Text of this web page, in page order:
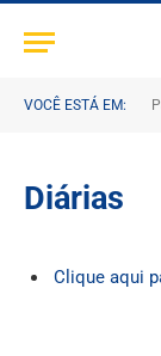
VOCÊ ESTÁ EM:
Diárias
Clique aqui